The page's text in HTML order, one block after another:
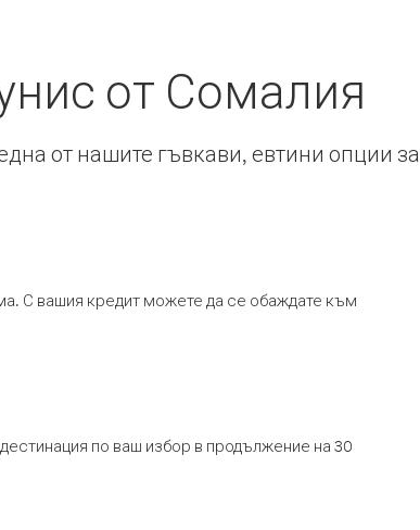
от Сомалия
от нашите гъвкави, евтини опции за
С вашия кредит можете да се обаждате към
по ваш избор в продължение на 30